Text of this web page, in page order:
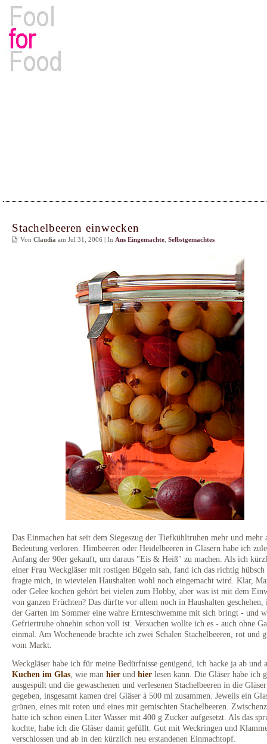
Stachelbeeren einwecken
Von Claudia am Jul 31, 2006 | In Ans Eingemachte Selbstgemachtes
Das Einmachen hat seit dem Siegeszug der Tiefkühltruhen mehr und mehr
Bedeutung verloren. Himbeeren oder Heidelbeeren in Gläsern habe ich
Anfang der 90er gekauft, um daraus "Eis & Heiß" zu machen. Als ich
einer Frau Weckgläser mit rostigen Bügeln sah, fand ich das richtig hübsch
fragte mich, in wievielen Haushalten wohl noch eingemacht wird. Klar,
oder Gelee kochen gehört bei vielen zum Hobby, aber was ist mit dem
von ganzen Früchten? Das dürfte vor allem noch in Haushalten geschehen,
der Garten im Sommer eine wahre Ernteschwemme mit sich bringt - und
Gefriertruhe ohnehin schon voll ist. Versuchen wollte ich es - auch ohne
einmal. Am Wochenende brachte ich zwei Schalen Stachelbeeren, rot und
vom Markt.
Weckgläser habe ich für meine Bedürfnisse genügend, ich backe ja ab und
Kuchen im Glas , wie man hier und hier lesen kann. Die Gläser habe ich
ausgespült und die gewaschenen und verlesenen Stachelbeeren in die Gläser
gegeben, insgesamt kamen drei Gläser à 500 ml zusammen. Jeweils ein
grünen, eines mit roten und eines mit gemischten Stachelbeeren.
hatte ich schon einen Liter Wasser mit 400 g Zucker aufgesetzt. Als das
kochte, habe ich die Gläser damit gefüllt. Gut mit Weckringen und
verschlossen und ab in den kürzlich neu erstandenen Einmachtopf.